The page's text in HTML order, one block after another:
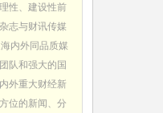
性、建设性前
志与财讯传媒
内外同品质媒
队和强大的国
外重大财经新
位的新闻、分